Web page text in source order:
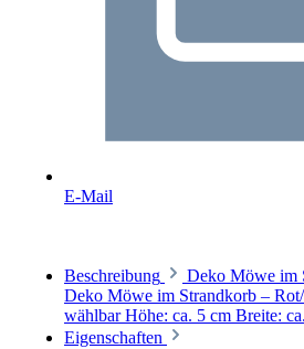
E-Mail
Beschreibung
Deko Möwe im
Deko Möwe im Strandkorb –
wählbar Höhe: ca. 5 cm Breite:
Eigenschaften